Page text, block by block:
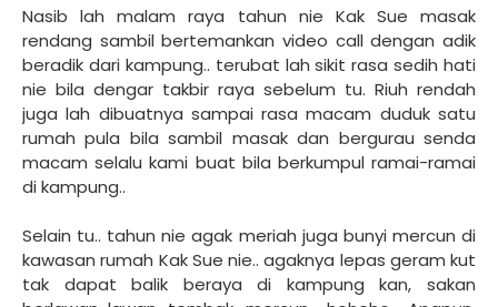
Nasib lah malam raya tahun nie Kak Sue masak
rendang sambil bertemankan video call dengan adik
beradik dari kampung.. terubat lah sikit rasa sedih hati
nie bila dengar takbir raya sebelum tu. Riuh rendah
juga lah dibuatnya sampai rasa macam duduk satu
rumah pula bila sambil masak dan bergurau senda
macam selalu kami buat bila berkumpul ramai-ramai
di kampung..
Selain tu.. tahun nie agak meriah juga bunyi mercun di
kawasan rumah Kak Sue nie.. agaknya lepas geram kut
tak dapat balik beraya di kampung kan, sakan